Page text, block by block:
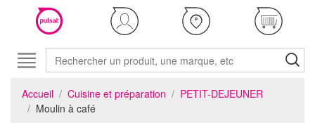
Accueil Cuisine et préparation
PETIT-DEJEUNER
Moulin à café